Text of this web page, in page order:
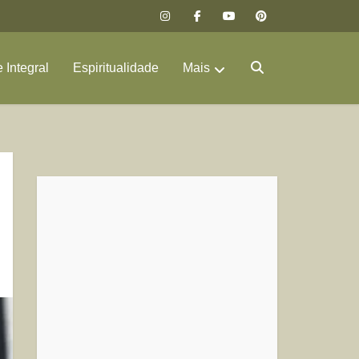
Integral Espiritualidade Mais